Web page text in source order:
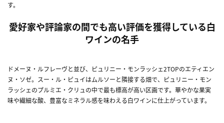
す。
愛好家や評論家の間でも高い評価を獲得している白
ワインの名手
ドメーヌ・ルフレーヴと並び、ピュリニー・モンラッシェ2TOPのエティエン
ヌ・ソゼ。スー・ル・ピュイはムルソーと隣接する畑で、ピュリニー・モン
ラッシェのプルミエ・クリュの中で最も標高が高い区画です。華やかな果実
味や繊細な酸、豊富なミネラル感を味わえる白ワインに仕上がっています。